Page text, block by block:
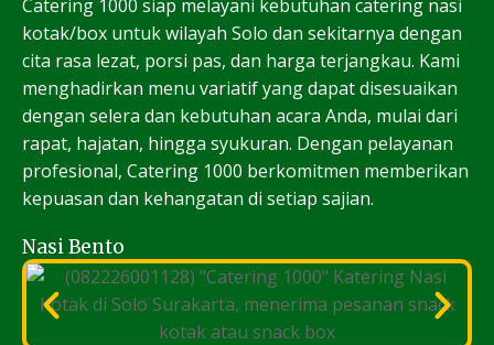
Catering 1000 siap melayani kebutuhan catering nasi
kotak/box untuk wilayah Solo dan sekitarnya dengan
cita rasa lezat, porsi pas, dan harga terjangkau. Kami
menghadirkan menu variatif yang dapat disesuaikan
dengan selera dan kebutuhan acara Anda, mulai dari
rapat, hajatan, hingga syukuran. Dengan pelayanan
profesional, Catering 1000 berkomitmen memberikan
kepuasan dan kehangatan di setiap sajian.
Nasi Bento